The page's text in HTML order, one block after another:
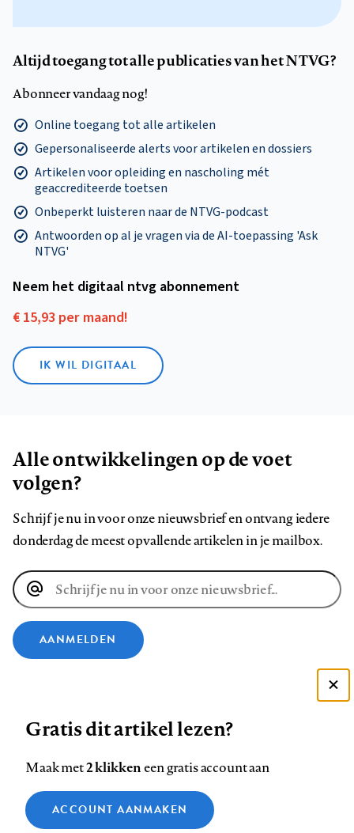
Altijd toegang tot alle publicaties van het NTVG?
Abonneer vandaag nog!
Online toegang tot alle artikelen
Gepersonaliseerde alerts voor artikelen en dossiers
Artikelen voor opleiding en nascholing mét
geaccrediteerde toetsen
Onbeperkt luisteren naar de NTVG-podcast
Antwoorden op al je vragen via de AI-toepassing 'Ask
NTVG'
Neem het digitaal ntvg abonnement
€ 15,93 per maand!
IK WIL DIGITAAL
Alle ontwikkelingen op de voet
volgen?
Schrijf je nu in voor onze nieuwsbrief en ontvang iedere
donderdag de meest opvallende artikelen in je mailbox.
E-
mailadres
AANMELDEN
ons
op
Facebook
ons
op
LinkedIn
ons
op
Bluesky
ons
op
Instagram
ons
op
YouTube
ons
Footer
Contact Colofon Disclaimer Privacy
Medische vragen verdienen
Gratis dit artikel lezen?
Maak met2 klikkeneen gratis account aan
ACCOUNT AANMAKEN
Zie onze cookie policy
Analytische cookies